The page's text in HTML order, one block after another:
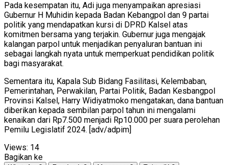
Pada kesempatan itu, Adi juga menyampaikan apresiasi
Gubernur H Muhidin kepada Badan Kebangpol dan 9 partai
politik yang mendapatkan kursi di DPRD Kalsel atas
komitmen bersama yang terjakin. Gubernur juga mengajak
kalangan parpol untuk menjadikan penyaluran bantuan ini
sebagai langkah nyata untuk memperkuat pendidikan politik
bagi masyarakat.
Sementara itu, Kapala Sub Bidang Fasilitasi, Kelembaban,
Pemerintahan, Perwakilan, Partai Politik, Badan Kesbangpol
Provinsi Kalsel, Harry Widiyatmoko mengatakan, dana bantuan
diberikan kepada sembilan parpol tahun ini mengalami
kenaikan dari Rp7.500 menjadi Rp10.000 per suara perolehan
Pemilu Legislatif 2024. [adv/adpim]
Views: 14
Bagikan ke